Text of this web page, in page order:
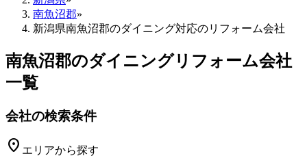
南魚沼郡»
新潟県南魚沼郡のダイニング対応のリフォーム会社
南魚沼郡のダイニングリフォーム会社
一覧
会社の検索条件
location_on エリアから探す